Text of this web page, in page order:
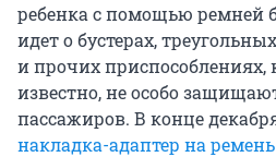
ребенка с помощью ремней
идет о бустерах,
и прочих приспособлениях,
известно, не особо
пассажиров. В конце
накладка-адаптер на